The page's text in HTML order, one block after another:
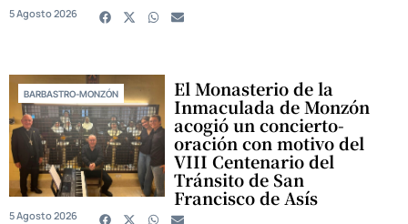
5 Agosto 2026
BARBASTRO-MONZÓN El Monasterio de la
Inmaculada de Monzón
acogió un concierto-
oración con motivo del
VIII Centenario del
Tránsito de San
Francisco de Asís
5 Agosto 2026